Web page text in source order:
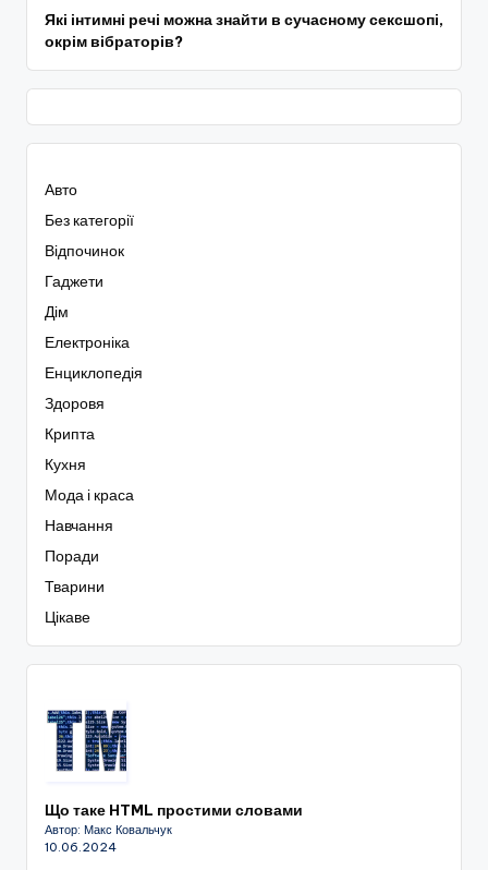
Які інтимні речі можна знайти в сучасному сексшопі,
окрім вібраторів?
Авто
Без категорії
Відпочинок
Гаджети
Дім
Електроніка
Енциклопедія
Здоровя
Крипта
Кухня
Мода і краса
Навчання
Поради
Тварини
Цікаве
Що таке HTML простими словами
Автор: Макс Ковальчук
10.06.2024